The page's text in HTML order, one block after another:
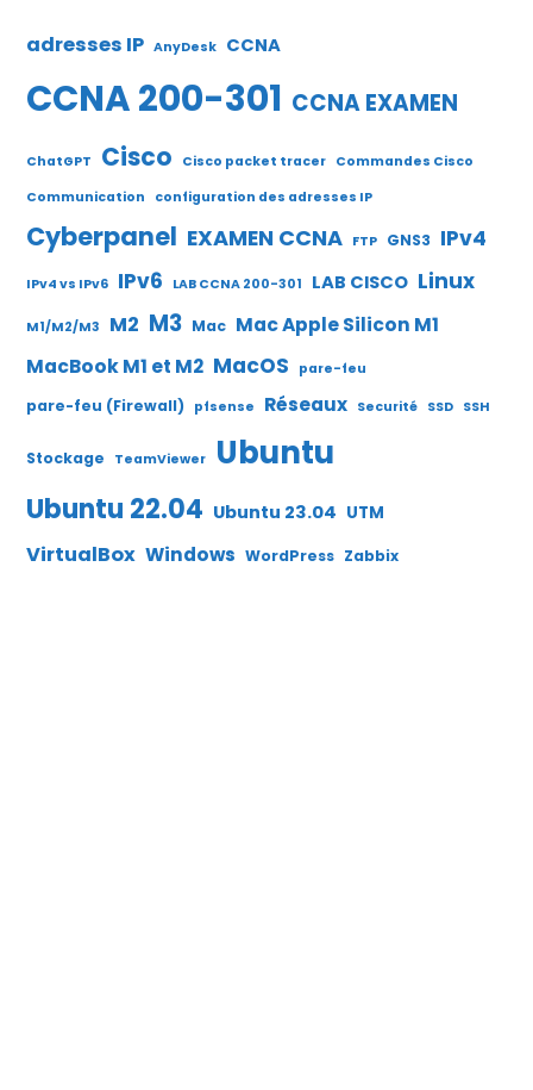
adresses IP AnyDesk CCNA
CCNA 200-301 CCNA EXAMEN
ChatGPT Cisco Cisco packet tracer Commandes Cisco
Communication
configuration des adresses IP
Cyberpanel EXAMEN CCNA FTP GNS3 IPv4
IPv4 vs IPv6 IPv6 LAB CCNA 200-301 LAB CISCO Linux
M1/M2/M3 M2 M3 Mac Mac Apple Silicon M1
MacBook M1 et M2 MacOS pare-feu
pare-feu (Firewall) pfsense Réseaux Securité SSD SSH
Stockage TeamViewer Ubuntu
Ubuntu 22.04 Ubuntu 23.04 UTM
VirtualBox Windows WordPress Zabbix